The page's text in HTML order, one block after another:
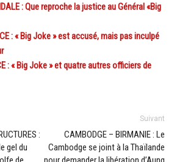
: Que reproche la justice au Général «Big
: « Big Joke » est accusé, mais pas inculpé
: « Big Joke » et quatre autres officiers de
:
gel du
Suivant
CAMBODGE – BIRMANIE : Le
Cambodge se joint à la Thaïlande